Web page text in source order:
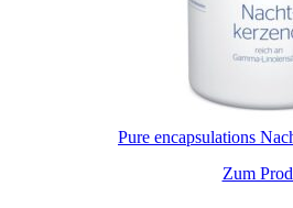
Calciumcarbonat; Calciumcitrat; Füllstoff
Hydroxypropylmethylcellulose,
Natriumcarboxymethylcellulose;
Polydextrose, Talkum; Trennmittel
Pure encapsulations
Zum